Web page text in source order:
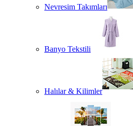
Nevresim Takımları
Banyo Tekstili
Halılar & Kilimler